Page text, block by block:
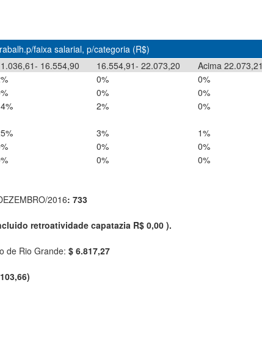
faixa salarial, p/categoria (R$)
16.554,90 16.554,91- 22.073,20
Acima 22.073,21
0%
0%
0%
0%
2%
0%
3%
1%
0%
0%
0%
0%
2016: 733
retroatividade capatazia R$ 0,00 ).
de Rio Grande: $ 6.817,27